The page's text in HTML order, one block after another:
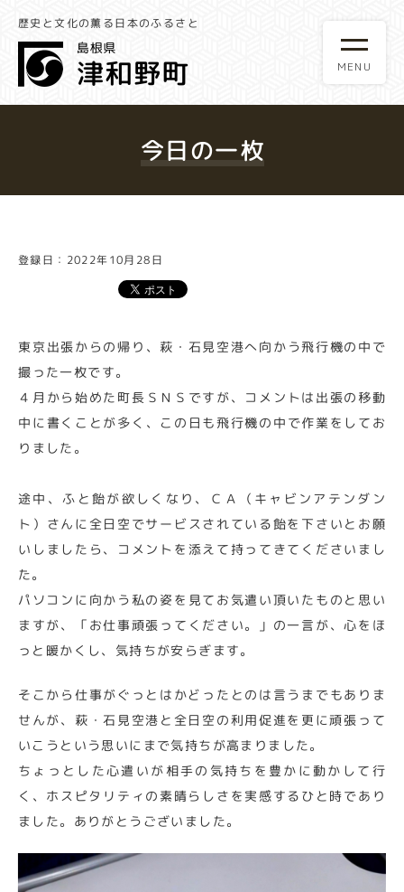
歴史と文化の薫る日本のふるさと
今日の一枚
登録日：2022年10月28日
東京出張からの帰り、萩・石見空港へ向かう飛行機の中で
撮った一枚です。
４月から始めた町長ＳＮＳですが、コメントは出張の移動
中に書くことが多く、この日も飛行機の中で作業をしてお
りました。
途中、ふと飴が欲しくなり、ＣＡ（キャビンアテンダン
ト）さんに全日空でサービスされている飴を下さいとお願
いしましたら、コメントを添えて持ってきてくださいまし
た。
パソコンに向かう私の姿を見てお気遣い頂いたものと思い
ますが、「お仕事頑張ってください。」の一言が、心をほ
っと暖かくし、気持ちが安らぎます。
そこから仕事がぐっとはかどったとのは言うまでもありま
せんが、萩・石見空港と全日空の利用促進を更に頑張って
いこうという思いにまで気持ちが高まりました。
ちょっとした心遣いが相手の気持ちを豊かに動かして行
く、ホスピタリティの素晴らしさを実感するひと時であり
ました。ありがとうございました。